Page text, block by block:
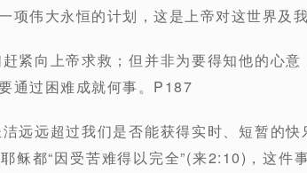
项伟大永恒的计划，这是上帝对这世界及
紧向上帝求救；但并非为要得知他的心
通过困难成就何事。P187
远远超过我们是否能获得实时、短暂的
稣都“因受苦难得以完全”(来2:10)，这件